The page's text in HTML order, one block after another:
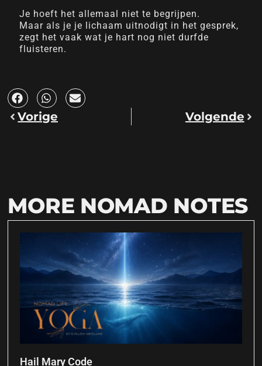
Je hoeft het allemaal niet te begrijpen.
Maar als je je lichaam uitnodigt in het gesprek,
zegt het vaak wat je hart nog niet durfde
fluisteren.
Vorige Volgende
MORE NOMAD NOTES
Hail Mary Code